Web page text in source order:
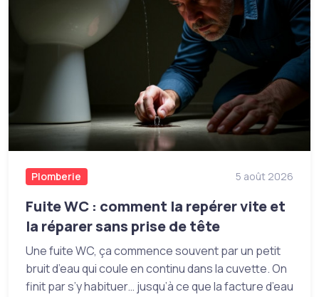
Plomberie 5 août 2026
Fuite WC : comment la repérer vite et
la réparer sans prise de tête
Une fuite WC, ça commence souvent par un petit
bruit d’eau qui coule en continu dans la cuvette. On
finit par s’y habituer… jusqu’à ce que la facture d’eau